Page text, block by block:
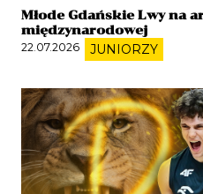
Młode Gdańskie Lwy na
międzynarodowej
22.07.2026 JUNIORZY